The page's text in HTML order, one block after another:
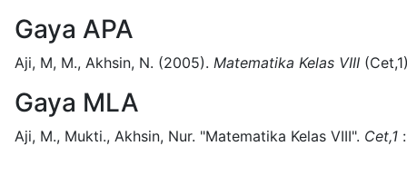
Gaya APA
Aji, M, M., Akhsin, N. (2005). Matematika Kelas VIII (
Gaya MLA
Aji, M., Mukti., Akhsin, Nur. "Matematika Kelas VIII". Cet,1 :